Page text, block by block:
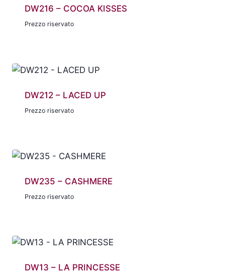
DW216 – COCOA KISSES
Prezzo riservato
DW212 – LACED UP
Prezzo riservato
DW235 – CASHMERE
Prezzo riservato
DW13 – LA PRINCESSE